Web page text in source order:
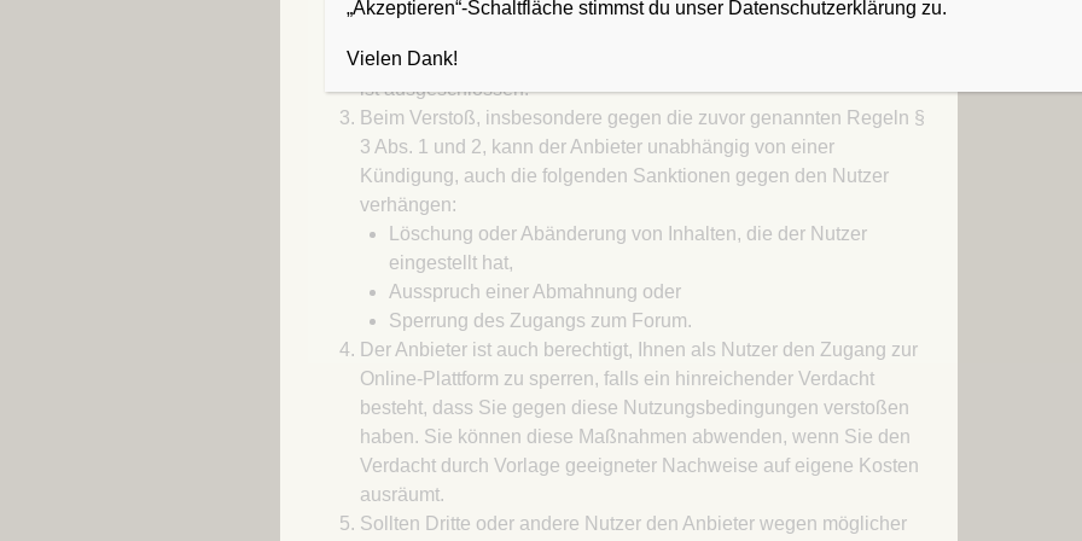
Korrektur solcher Suchmaschineneinträge gegenüber dem Anbieter
ist ausgeschlossen.
Beim Verstoß, insbesondere gegen die zuvor genannten Regeln §
3 Abs. 1 und 2, kann der Anbieter unabhängig von einer
Kündigung, auch die folgenden Sanktionen gegen den Nutzer
verhängen:
Löschung oder Abänderung von Inhalten, die der Nutzer
eingestellt hat,
Ausspruch einer Abmahnung oder
Sperrung des Zugangs zum Forum.
Der Anbieter ist auch berechtigt, Ihnen als Nutzer den Zugang zur
Online-Plattform zu sperren, falls ein hinreichender Verdacht
besteht, dass Sie gegen diese Nutzungsbedingungen verstoßen
haben. Sie können diese Maßnahmen abwenden, wenn Sie den
Verdacht durch Vorlage geeigneter Nachweise auf eigene Kosten
ausräumt.
Sollten Dritte oder andere Nutzer den Anbieter wegen möglicher
„Akzeptieren“-Schaltfläche stimmst du unser Datenschutzerklärung zu.
Vielen Dank!